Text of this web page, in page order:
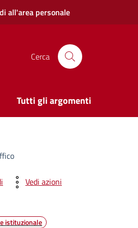
all'area personale
Cerca
Tutti gli argomenti
Vedi azioni
istituzionale